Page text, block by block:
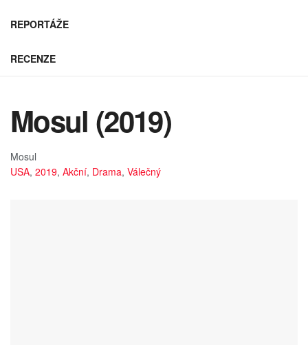
REPORTÁŽE
RECENZE
Mosul (2019)
Mosul
USA, 2019, Akční, Drama, Válečný